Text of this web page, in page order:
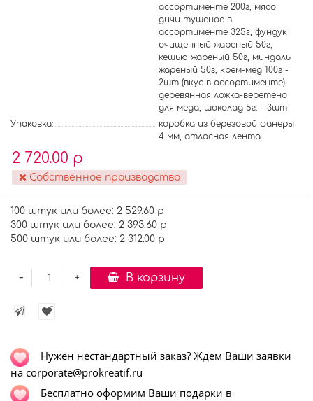
ассортименте 200г, мясо
дичи тушеное в
ассортименте 325г, фундук
очищенный жареный 50г,
кешью жареный 50г, миндаль
жареный 50г, крем-мед 100г -
2шт (вкус в ассортименте),
деревянная ложка-веретено
для меда, шоколад 5г. - 3шт
Упаковка:
коробка из березовой фанеры
4 мм, атласная лента
2 720.00 р
Собственное производство
100 штук или более: 2 529.60 р
300 штук или более: 2 393.60 р
500 штук или более: 2 312.00 р
+
- В корзину
Нужен нестандартный заказ? Ждём Ваши заявки
на corporate@prokreatif.ru
Бесплатно оформим Ваши подарки в